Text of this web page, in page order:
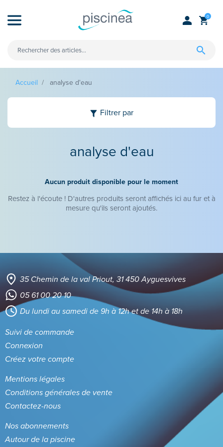
Rechercher des articles...
0
Accueil analyse d'eau
Filtrer par
analyse d'eau
Aucun produit disponible pour le moment
Restez à l'écoute ! D'autres produits seront affichés ici au fur et à
mesure qu'ils seront ajoutés.
35 Chemin de la val Priout, 31 450 Ayguesvives
05 61 00 20 10
Du lundi au samedi de 9h à 12h et de 14h à 18h
Suivi de commande
Connexion
Créez votre compte
Mentions légales
Conditions générales de vente
Contactez-nous
Nos abonnements
Autour de la piscine